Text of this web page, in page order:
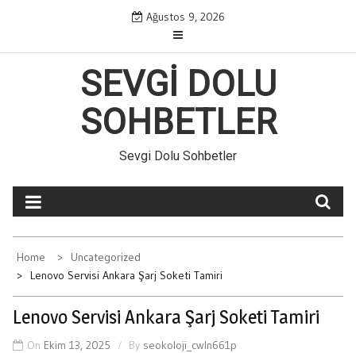
content
Ağustos 9, 2026
SEVGI DOLU
SOHBETLER
Sevgi Dolu Sohbetler
Home
Uncategorized
Lenovo Servisi Ankara Şarj Soketi Tamiri
Lenovo Servisi Ankara Şarj Soketi Tamiri
On Ekim 13, 2025 By seokoloji_cwln661p